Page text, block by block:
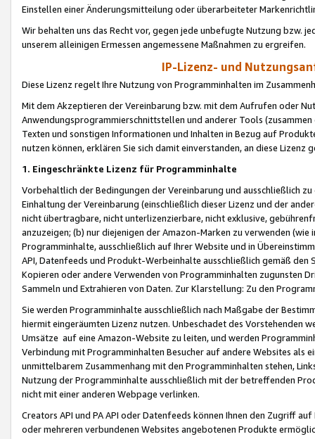
Einstellen einer Änderungsmitteilung oder überarbeiteter
Wir behalten uns das Recht vor, gegen jede unbefugte Nutzung bzw.
unserem alleinigen Ermessen angemessene Maßnahmen zu ergreifen.
IP-Lizenz- und
Diese Lizenz regelt Ihre Nutzung von Programminhalten im
Mit dem Akzeptieren der Vereinbarung bzw. mit dem Aufrufen oder
Anwendungsprogrammierschnittstellen und anderer Tools (zusammen
Texten und sonstigen Informationen und Inhalten in Bezug auf
nutzen können, erklären Sie sich damit einverstanden, an diese Lizenz
1. Eingeschränkte Lizenz für Programminhalte
Vorbehaltlich der Bedingungen der Vereinbarung und ausschließlich
Einhaltung der Vereinbarung (einschließlich dieser Lizenz und der
nicht übertragbare, nicht unterlizenzierbare, nicht exklusive,
anzuzeigen; (b) nur diejenigen der Amazon-Marken zu verwenden
Programminhalte, ausschließlich auf Ihrer Website und in
API, Datenfeeds und Produkt-Werbeinhalte ausschließlich gemäß
Kopieren oder andere Verwenden von Programminhalten zugunsten
Sammeln und Extrahieren von Daten. Zur Klarstellung: Zu den
Sie werden Programminhalte ausschließlich nach Maßgabe der
hiermit eingeräumten Lizenz nutzen. Unbeschadet des Vorstehenden
Umsätze auf eine Amazon-Website zu leiten, und werden
Verbindung mit Programminhalten Besucher auf andere Websites als
unmittelbarem Zusammenhang mit den Programminhalten stehen,
Nutzung der Programminhalte ausschließlich mit der betreffenden
nicht mit einer anderen Webpage verlinken.
Creators API und PA API oder Datenfeeds können Ihnen den Zugriff
oder mehreren verbundenen Websites angebotenen Produkte